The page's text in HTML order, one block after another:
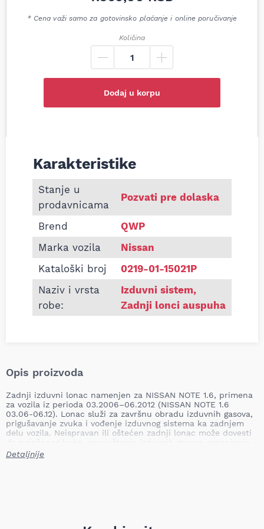
* Cena važi samo za gotovinsko plaćanje i online poručivanje
Količina
Dodaj u korpu
Informacije o Zadnji lonac auspuha Nissan Note
Karakteristike
Stanje u
prodavnicama
Pozvati pre dolaska
Brend
QWP
Marka vozila
Nissan
Kataloški broj
0219-01-15021P
Naziv i vrsta
robe:
Izduvni sistem,
Zadnji lonci auspuha
Opis proizvoda
Zadnji izduvni lonac namenjen za NISSAN NOTE 1.6, primena
za vozila iz perioda 03.2006–06.2012 (NISSAN NOTE 1.6
03.06-06.12). Lonac služi za završnu obradu izduvnih gasova,
prigušavanje zvuka i vođenje izduvnog sistema ka zadnjem
delu vozila. Neispravan ili oštećen zadnji lonac može dovesti
efikasnosti motora i mogućih problema sa emisijama.
Detaljnije